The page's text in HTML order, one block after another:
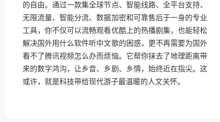
的自由。通过一款集全球节点、智能线路、全平台支持、
无限流量、智能分流、数据加密和可靠售后于一身的专业
工具，你不仅可以流畅观看优酷上的热播剧集，也能轻松
解决国外用什么软件听中文歌的困惑，更不再需要为国外
看不了腾讯视频怎么办而烦恼。它帮你抹去了地理距离带
来的数字鸿沟，让乡音、乡剧、乡情，始终近在指尖。这
或许，就是科技带给现代游子最温暖的人文关怀。